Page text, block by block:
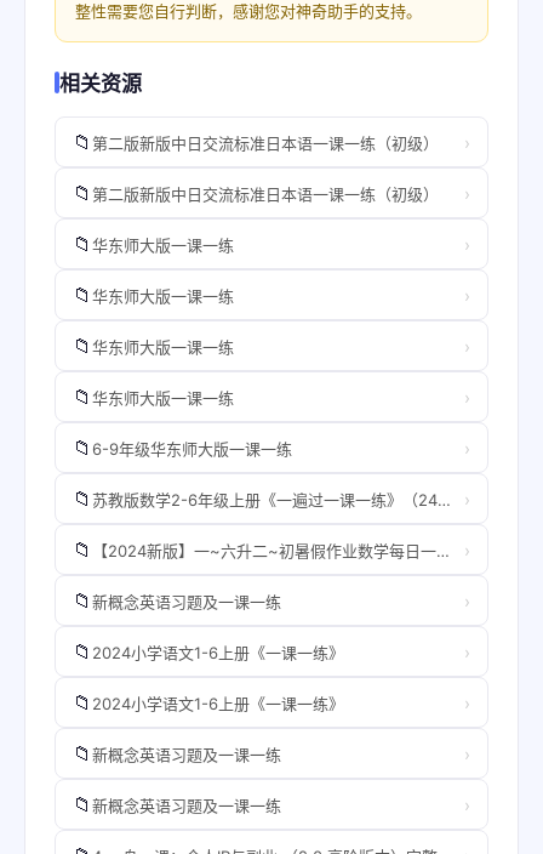
整性需要您自行判断，感谢您对神奇助手的支持。
相关资源
📁 第二版新版中日交流标准日本语一课一练（初级） ›
📁 第二版新版中日交流标准日本语一课一练（初级） ›
📁 华东师大版一课一练 ›
📁 华东师大版一课一练 ›
📁 华东师大版一课一练 ›
📁 华东师大版一课一练 ›
📁 6-9年级华东师大版一课一练 ›
📁 苏教版数学2-6年级上册《一遍过一课一练》（24秋） ›
📁 【2024新版】一~六升二~初暑假作业数学每日一练-30天 ›
📁 新概念英语习题及一课一练 ›
📁 2024小学语文1-6上册《一课一练》 ›
📁 2024小学语文1-6上册《一课一练》 ›
📁 新概念英语习题及一课一练 ›
📁 新概念英语习题及一课一练 ›